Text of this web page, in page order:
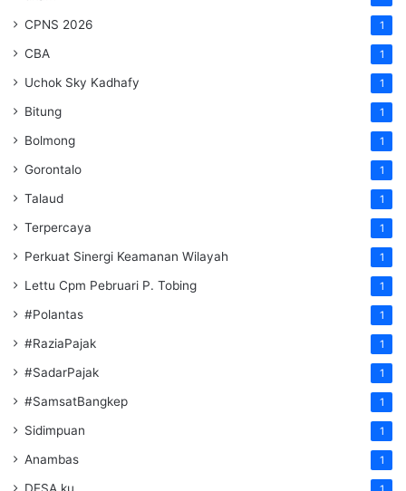
CPNS 2026 1
CBA 1
Uchok Sky Kadhafy 1
Bitung 1
Bolmong 1
Gorontalo 1
Talaud 1
Terpercaya 1
Perkuat Sinergi Keamanan Wilayah 1
Lettu Cpm Pebruari P. Tobing 1
#Polantas 1
#RaziaPajak 1
#SadarPajak 1
#SamsatBangkep 1
Sidimpuan 1
Anambas 1
DESA ku